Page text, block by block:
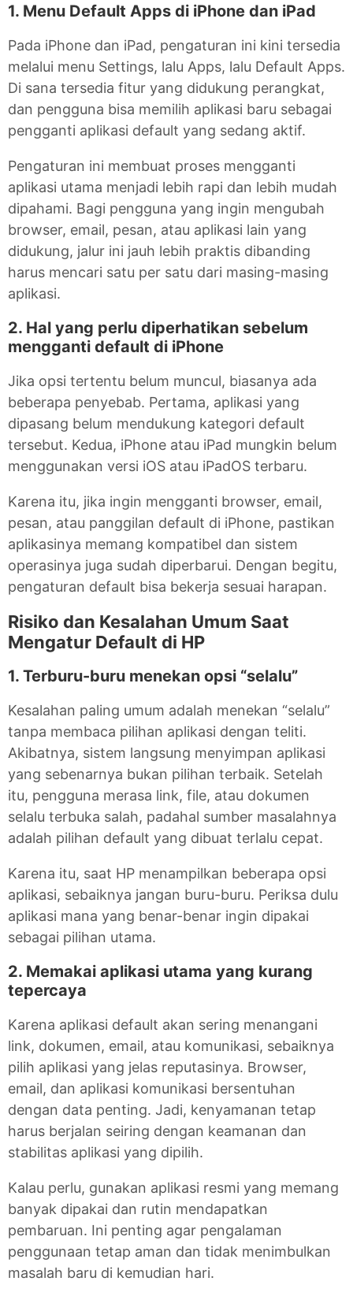
1. Menu Default Apps di iPhone dan iPad
Pada iPhone dan iPad, pengaturan ini kini tersedia
melalui menu Settings, lalu Apps, lalu Default Apps.
Di sana tersedia fitur yang didukung perangkat,
dan pengguna bisa memilih aplikasi baru sebagai
pengganti aplikasi default yang sedang aktif.
Pengaturan ini membuat proses mengganti
aplikasi utama menjadi lebih rapi dan lebih mudah
dipahami. Bagi pengguna yang ingin mengubah
browser, email, pesan, atau aplikasi lain yang
didukung, jalur ini jauh lebih praktis dibanding
harus mencari satu per satu dari masing-masing
aplikasi.
2. Hal yang perlu diperhatikan sebelum
mengganti default di iPhone
Jika opsi tertentu belum muncul, biasanya ada
beberapa penyebab. Pertama, aplikasi yang
dipasang belum mendukung kategori default
tersebut. Kedua, iPhone atau iPad mungkin belum
menggunakan versi iOS atau iPadOS terbaru.
Karena itu, jika ingin mengganti browser, email,
pesan, atau panggilan default di iPhone, pastikan
aplikasinya memang kompatibel dan sistem
operasinya juga sudah diperbarui. Dengan begitu,
pengaturan default bisa bekerja sesuai harapan.
Risiko dan Kesalahan Umum Saat
Mengatur Default di HP
1. Terburu-buru menekan opsi “selalu”
Kesalahan paling umum adalah menekan “selalu”
tanpa membaca pilihan aplikasi dengan teliti.
Akibatnya, sistem langsung menyimpan aplikasi
yang sebenarnya bukan pilihan terbaik. Setelah
itu, pengguna merasa link, file, atau dokumen
selalu terbuka salah, padahal sumber masalahnya
adalah pilihan default yang dibuat terlalu cepat.
Karena itu, saat HP menampilkan beberapa opsi
aplikasi, sebaiknya jangan buru-buru. Periksa dulu
aplikasi mana yang benar-benar ingin dipakai
sebagai pilihan utama.
2. Memakai aplikasi utama yang kurang
tepercaya
Karena aplikasi default akan sering menangani
link, dokumen, email, atau komunikasi, sebaiknya
pilih aplikasi yang jelas reputasinya. Browser,
email, dan aplikasi komunikasi bersentuhan
dengan data penting. Jadi, kenyamanan tetap
harus berjalan seiring dengan keamanan dan
stabilitas aplikasi yang dipilih.
Kalau perlu, gunakan aplikasi resmi yang memang
banyak dipakai dan rutin mendapatkan
pembaruan. Ini penting agar pengalaman
penggunaan tetap aman dan tidak menimbulkan
masalah baru di kemudian hari.